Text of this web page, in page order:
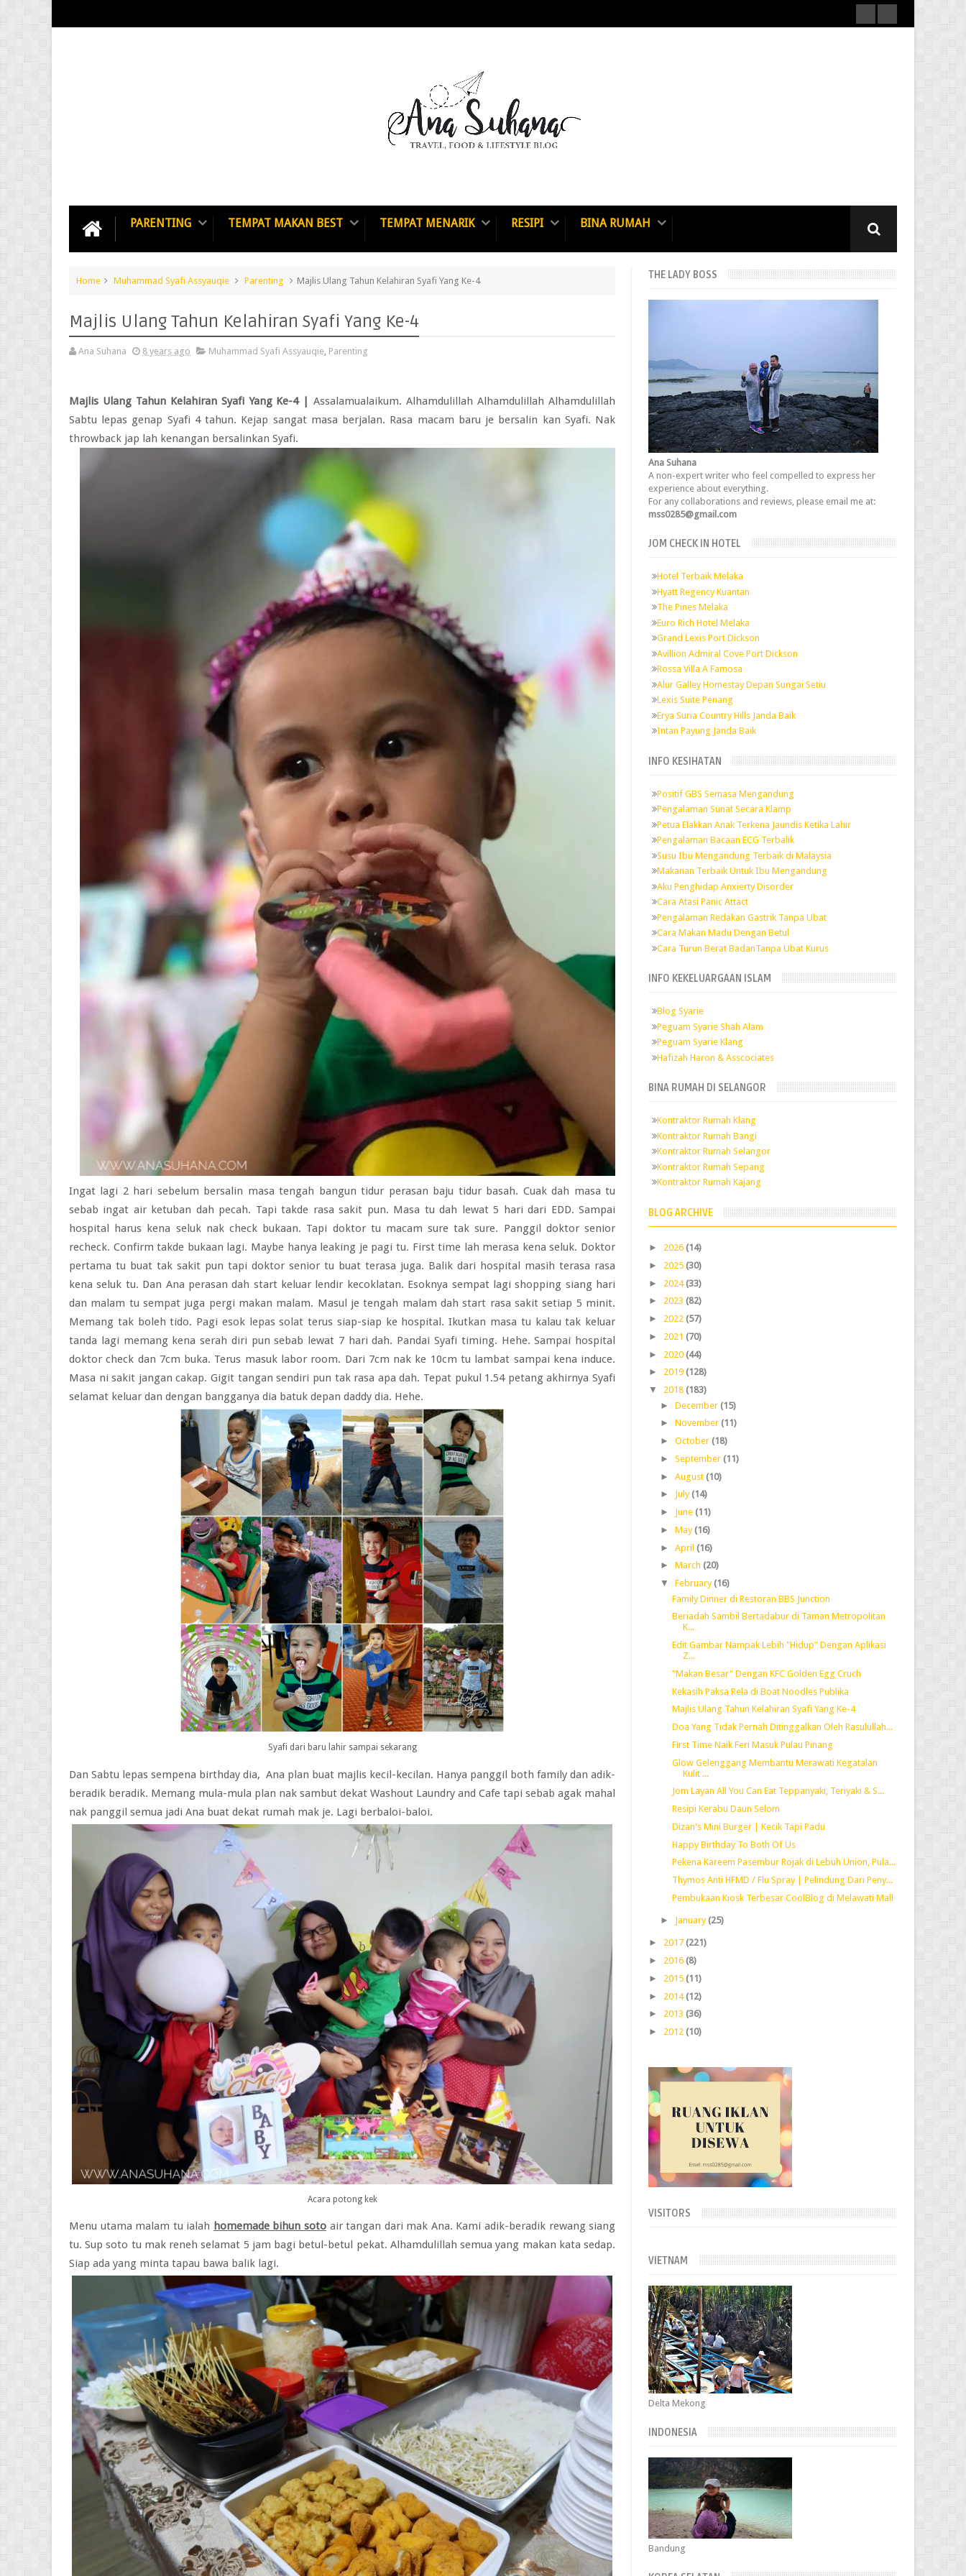
PARENTING TEMPAT MAKAN BEST TEMPAT MENARIK RESIPI BINA RUMAH
Home Muhammad Syafi Assyauqie Parenting Majlis Ulang Tahun Kelahiran Syafi Yang Ke-4
Majlis Ulang Tahun Kelahiran Syafi Yang Ke-4
Ana Suhana 8 years ago Muhammad Syafi Assyauqie, Parenting
Majlis Ulang Tahun Kelahiran Syafi Yang Ke-4 | Assalamualaikum. Alhamdulillah Alhamdulillah Alhamdulillah
Sabtu lepas genap Syafi 4 tahun. Kejap sangat masa berjalan. Rasa macam baru je bersalin kan Syafi. Nak
throwback jap lah kenangan bersalinkan Syafi.
Ingat lagi 2 hari sebelum bersalin masa tengah bangun tidur perasan baju tidur basah. Cuak dah masa tu
sebab ingat air ketuban dah pecah. Tapi takde rasa sakit pun. Masa tu dah lewat 5 hari dari EDD. Sampai
hospital harus kena seluk nak check bukaan. Tapi doktor tu macam sure tak sure. Panggil doktor senior
recheck. Confirm takde bukaan lagi. Maybe hanya leaking je pagi tu. First time lah merasa kena seluk. Doktor
pertama tu buat tak sakit pun tapi doktor senior tu buat terasa juga. Balik dari hospital masih terasa rasa
kena seluk tu. Dan Ana perasan dah start keluar lendir kecoklatan. Esoknya sempat lagi shopping siang hari
dan malam tu sempat juga pergi makan malam. Masul je tengah malam dah start rasa sakit setiap 5 minit.
Memang tak boleh tido. Pagi esok lepas solat terus siap-siap ke hospital. Ikutkan masa tu kalau tak keluar
tanda lagi memang kena serah diri pun sebab lewat 7 hari dah. Pandai Syafi timing. Hehe. Sampai hospital
doktor check dan 7cm buka. Terus masuk labor room. Dari 7cm nak ke 10cm tu lambat sampai kena induce.
Masa ni sakit jangan cakap. Gigit tangan sendiri pun tak rasa apa dah. Tepat pukul 1.54 petang akhirnya Syafi
selamat keluar dan dengan bangganya dia batuk depan daddy dia. Hehe.
Syafi dari baru lahir sampai sekarang
Dan Sabtu lepas sempena birthday dia, Ana plan buat majlis kecil-kecilan. Hanya panggil both family dan adik-
beradik beradik. Memang mula-mula plan nak sambut dekat Washout Laundry and Cafe tapi sebab agak mahal
nak panggil semua jadi Ana buat dekat rumah mak je. Lagi berbaloi-baloi.
Acara potong kek
Menu utama malam tu ialah homemade bihun sotoair tangan dari mak Ana. Kami adik-beradik rewang siang
tu. Sup soto tu mak reneh selamat 5 jam bagi betul-betul pekat. Alhamdulillah semua yang makan kata sedap.
Siap ada yang minta tapau bawa balik lagi.
THE LADY BOSS
Ana Suhana
A non-expert writer who feel compelled to express her
experience about everything.
For any collaborations and reviews, please email me at:
mss0285@gmail.com
JOM CHECK IN HOTEL
Hotel Terbaik Melaka
Hyatt Regency Kuantan
The Pines Melaka
Euro Rich Hotel Melaka
Grand Lexis Port Dickson
Avillion Admiral Cove Port Dickson
Rossa Villa A Famosa
Alur Galley Homestay Depan Sungai Setiu
Lexis Suite Penang
Erya Suria Country Hills Janda Baik
Intan Payung Janda Baik
INFO KESIHATAN
Positif GBS Semasa Mengandung
Pengalaman Sunat Secara Klamp
Petua Elakkan Anak Terkena Jaundis Ketika Lahir
Pengalaman Bacaan ECG Terbalik
Susu Ibu Mengandung Terbaik di Malaysia
Makanan Terbaik Untuk Ibu Mengandung
Aku Penghidap Anxierty Disorder
Cara Atasi Panic Attact
Pengalaman Redakan Gastrik Tanpa Ubat
Cara Makan Madu Dengan Betul
Cara Turun Berat BadanTanpa Ubat Kurus
INFO KEKELUARGAAN ISLAM
Blog Syarie
Peguam Syarie Shah Alam
Peguam Syarie Klang
Hafizah Haron & Asscociates
BINA RUMAH DI SELANGOR
Kontraktor Rumah Klang
Kontraktor Rumah Bangi
Kontraktor Rumah Selangor
Kontraktor Rumah Sepang
Kontraktor Rumah Kajang
BLOG ARCHIVE
► 2026 (14)
► 2025 (30)
► 2024 (33)
► 2023 (82)
► 2022 (57)
► 2021 (70)
► 2020 (44)
► 2019 (128)
▼ 2018 (183)
► December (15)
► November (11)
► October (18)
► September (11)
► August (10)
► July (14)
► June (11)
► May (16)
► April (16)
► March (20)
▼ February (16)
Family Dinner di Restoran BBS Junction
Beriadah Sambil Bertadabur di Taman Metropolitan
K...
Edit Gambar Nampak Lebih "Hidup" Dengan Aplikasi
Z...
"Makan Besar" Dengan KFC Golden Egg Cruch
Kekasih Paksa Rela di Boat Noodles Publika
Majlis Ulang Tahun Kelahiran Syafi Yang Ke-4
Doa Yang Tidak Pernah Ditinggalkan Oleh Rasulullah...
First Time Naik Feri Masuk Pulau Pinang
Glow Gelenggang Membantu Merawati Kegatalan
Kulit ...
Jom Layan All You Can Eat Teppanyaki, Teriyaki & S...
Resipi Kerabu Daun Selom
Dizan's Mini Burger | Kecik Tapi Padu
Happy Birthday To Both Of Us
Pekena Kareem Pasembur Rojak di Lebuh Union, Pula...
Thymos Anti HFMD / Flu Spray | Pelindung Dari Peny...
Pembukaan Kiosk Terbesar CoolBlog di Melawati Mall
► January (25)
► 2017 (221)
► 2016 (8)
► 2015 (11)
► 2014 (12)
► 2013 (36)
► 2012 (10)
VISITORS
VIETNAM
Delta Mekong
INDONESIA
Bandung